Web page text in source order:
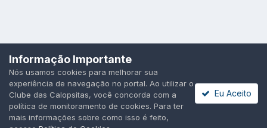
Idioma Política de Privacidade
Todos os direitos reservados.
Powered by Invision Community
Informação Importante
Nós usamos cookies para melhorar sua
experiência de navegação no portal. Ao utilizar o
Clube das Calopsitas, você concorda com a
política de monitoramento de cookies. Para ter
mais informações sobre como isso é feito,
Eu Aceito